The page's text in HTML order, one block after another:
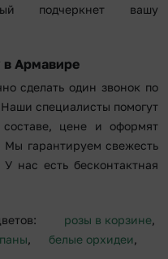
подчеркнет вашу
в Армавире
сделать один звонок по
специалисты помогут
составе, цене и оформят
гарантируем свежесть
нас есть бесконтактная
розы в корзине,
, белые орхидеи,